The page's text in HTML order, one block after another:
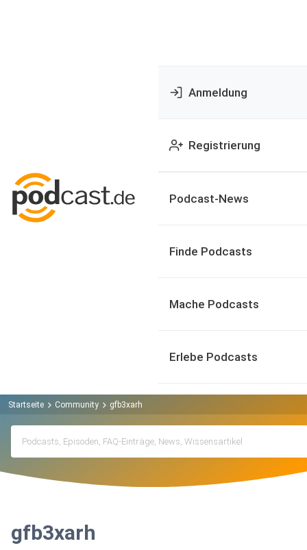
Anmeldung
Registrierung
Podcast-News
Finde Podcasts
Mache Podcasts
Erlebe Podcasts
Startseite Community gfb3xarh
gfb3xarh